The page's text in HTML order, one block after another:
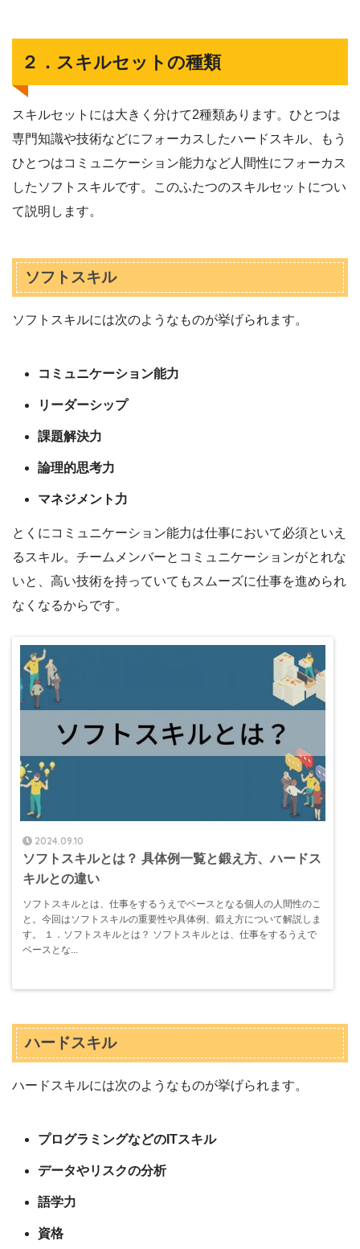
２．スキルセットの種類
スキルセットには大きく分けて2種類あります。ひとつは
専門知識や技術などにフォーカスしたハードスキル、もう
ひとつはコミュニケーション能力など人間性にフォーカス
したソフトスキルです。このふたつのスキルセットについ
て説明します。
ソフトスキル
ソフトスキルには次のようなものが挙げられます。
コミュニケーション能力
リーダーシップ
課題解決力
論理的思考力
マネジメント力
とくにコミュニケーション能力は仕事において必須といえ
るスキル。チームメンバーとコミュニケーションがとれな
いと、高い技術を持っていてもスムーズに仕事を進められ
なくなるからです。
2024.09.10
ソフトスキルとは？ 具体例一覧と鍛え方、ハードス
キルとの違い
ソフトスキルとは、仕事をするうえでベースとなる個人の人間性のこ
と。今回はソフトスキルの重要性や具体例、鍛え方について解説しま
す。 １．ソフトスキルとは？ ソフトスキルとは、仕事をするうえで
ベースとな...
ハードスキル
ハードスキルには次のようなものが挙げられます。
プログラミングなどのITスキル
データやリスクの分析
語学力
資格